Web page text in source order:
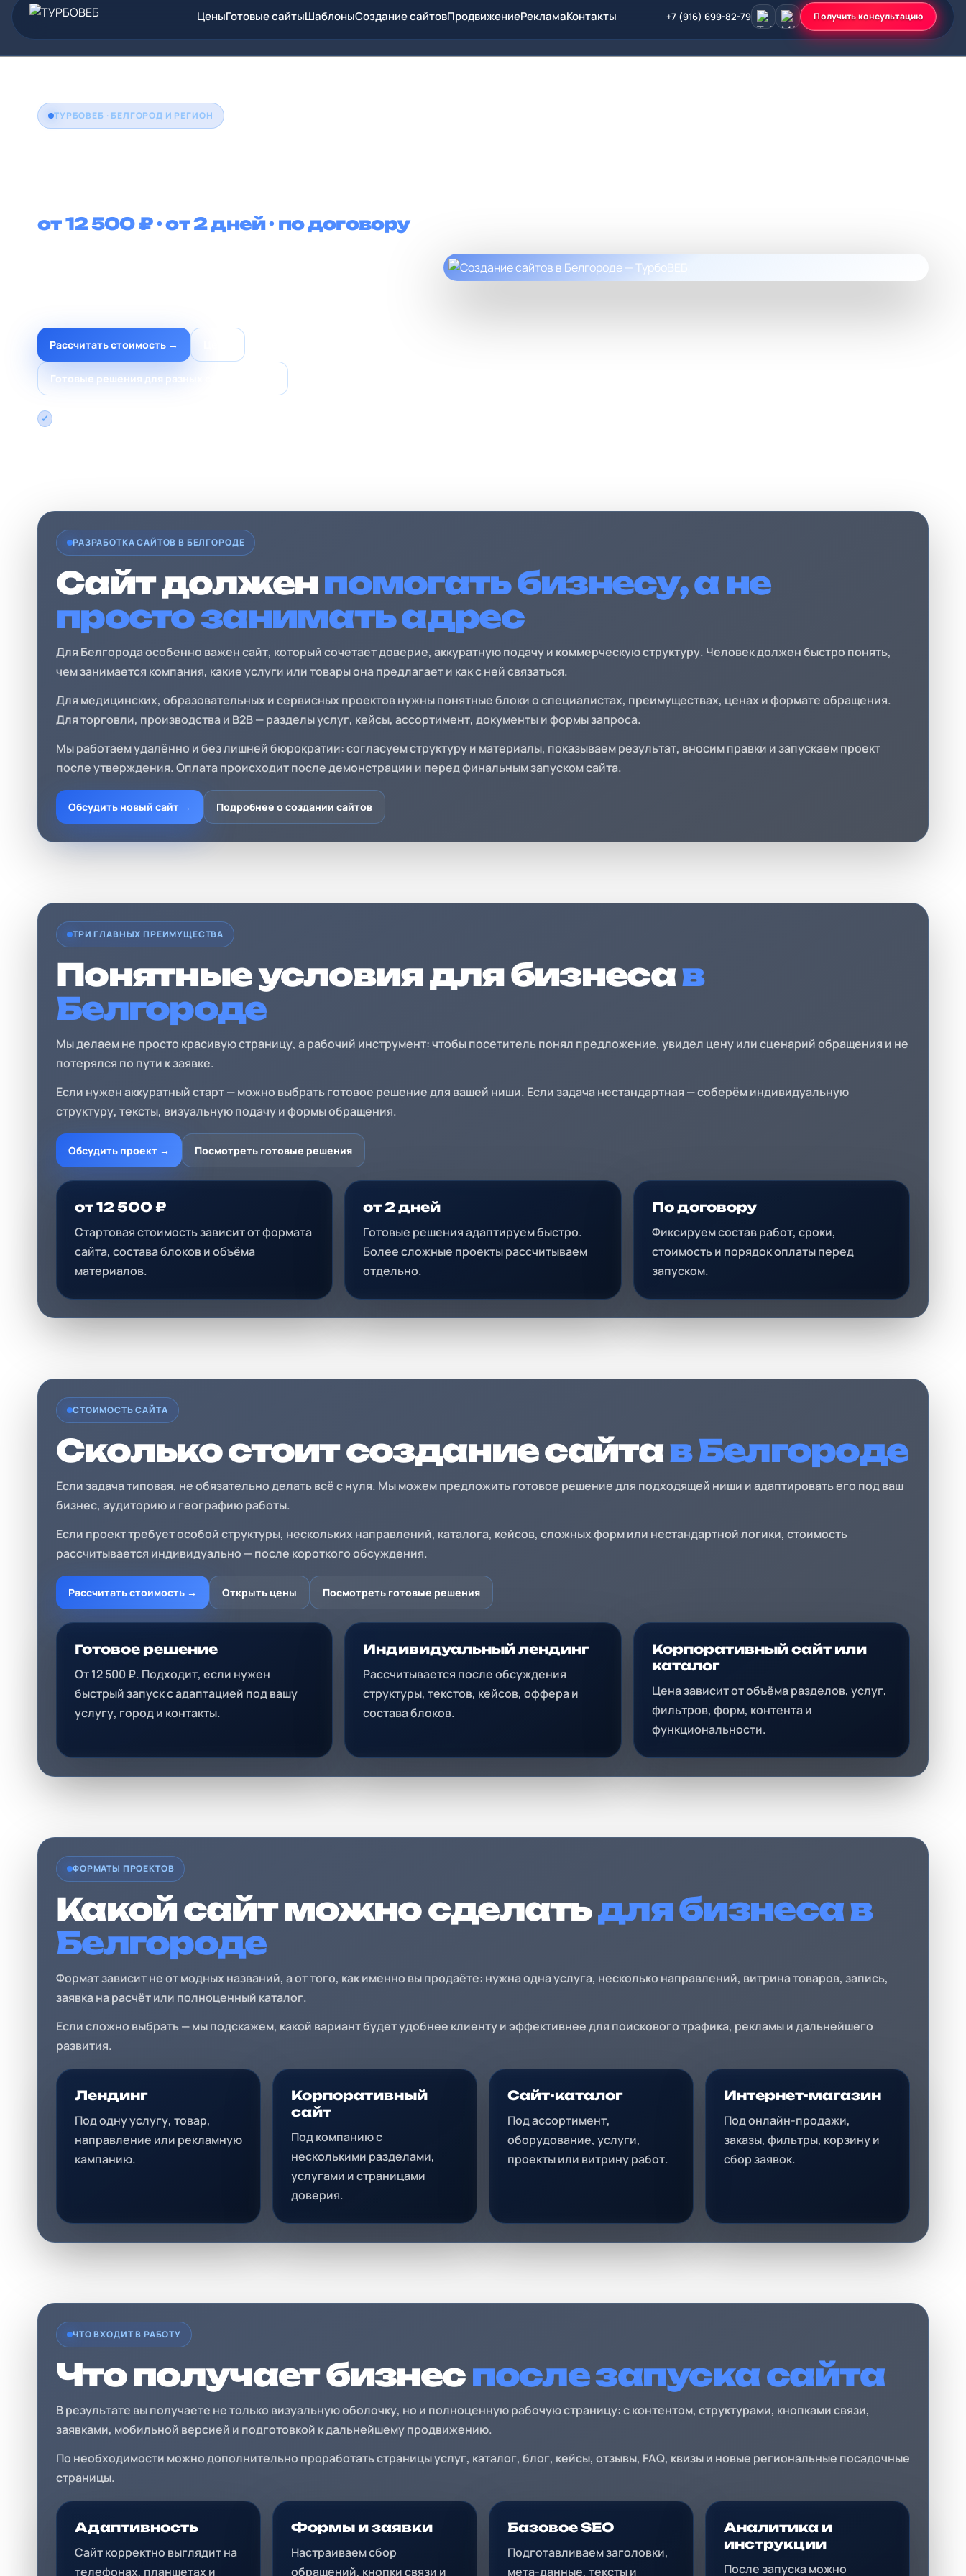
ТУРБОВЕБ · БЕЛГОРОД И РЕГИОН
от 12 500 ₽ · от 2 дней · по договору
Рассчитать стоимость →
Готовые решения для разных сфер бизнеса
финальным запуском
РАЗРАБОТКА САЙТОВ В БЕЛГОРОДЕ
Сайт долженпомогать бизнесу, а не
просто занимать адрес
Для Белгорода особенно важен сайт, который сочетает доверие, аккуратную подачу и коммерческую структуру. Человек должен быстро понять,
чем занимается компания, какие услуги или товары она предлагает и как с ней связаться.
Для медицинских, образовательных и сервисных проектов нужны понятные блоки о специалистах, преимуществах, ценах и формате обращения.
Для торговли, производства и B2B — разделы услуг, кейсы, ассортимент, документы и формы запроса.
Мы работаем удалённо и без лишней бюрократии: согласуем структуру и материалы, показываем результат, вносим правки и запускаем проект
после утверждения. Оплата происходит после демонстрации и перед финальным запуском сайта.
Обсудить новый сайт → Подробнее о создании сайтов
ТРИ ГЛАВНЫХ ПРЕИМУЩЕСТВА
Понятные условия для бизнесав
Белгороде
Мы делаем не просто красивую страницу, а рабочий инструмент: чтобы посетитель понял предложение, увидел цену или сценарий обращения и не
потерялся по пути к заявке.
Если нужен аккуратный старт — можно выбрать готовое решение для вашей ниши. Если задача нестандартная — соберём индивидуальную
структуру, тексты, визуальную подачу и формы обращения.
Обсудить проект → Посмотреть готовые решения
от 12 500 ₽
Стартовая стоимость зависит от формата
сайта, состава блоков и объёма
материалов.
от 2 дней
Готовые решения адаптируем быстро.
Более сложные проекты рассчитываем
отдельно.
По договору
Фиксируем состав работ, сроки,
стоимость и порядок оплаты перед
запуском.
СТОИМОСТЬ САЙТА
Сколько стоит создание сайтав Белгороде
Если задача типовая, не обязательно делать всё с нуля. Мы можем предложить готовое решение для подходящей ниши и адаптировать его под ваш
бизнес, аудиторию и географию работы.
Если проект требует особой структуры, нескольких направлений, каталога, кейсов, сложных форм или нестандартной логики, стоимость
рассчитывается индивидуально — после короткого обсуждения.
Рассчитать стоимость → Открыть цены Посмотреть готовые решения
Готовое решение
От 12 500 ₽. Подходит, если нужен
быстрый запуск с адаптацией под вашу
услугу, город и контакты.
Индивидуальный лендинг
Рассчитывается после обсуждения
структуры, текстов, кейсов, оффера и
состава блоков.
Корпоративный сайт или
каталог
Цена зависит от объёма разделов, услуг,
фильтров, форм, контента и
функциональности.
ФОРМАТЫ ПРОЕКТОВ
Какой сайт можно сделатьдля бизнеса в
Белгороде
Формат зависит не от модных названий, а от того, как именно вы продаёте: нужна одна услуга, несколько направлений, витрина товаров, запись,
заявка на расчёт или полноценный каталог.
Если сложно выбрать — мы подскажем, какой вариант будет удобнее клиенту и эффективнее для поискового трафика, рекламы и дальнейшего
развития.
Лендинг
Под одну услугу, товар,
направление или рекламную
кампанию.
Корпоративный
сайт
Под компанию с
несколькими разделами,
услугами и страницами
доверия.
Сайт-каталог
Под ассортимент,
оборудование, услуги,
проекты или витрину работ.
Интернет-магазин
Под онлайн-продажи,
заказы, фильтры, корзину и
сбор заявок.
ЧТО ВХОДИТ В РАБОТУ
Что получает бизнеспосле запуска сайта
В результате вы получаете не только визуальную оболочку, но и полноценную рабочую страницу: с контентом, структурами, кнопками связи,
заявками, мобильной версией и подготовкой к дальнейшему продвижению.
По необходимости можно дополнительно проработать страницы услуг, каталог, блог, кейсы, отзывы, FAQ, квизы и новые региональные посадочные
страницы.
Адаптивность
Сайт корректно выглядит на
телефонах, планшетах и
Формы и заявки
Настраиваем сбор
обращений, кнопки связи и
Базовое SEO
Подготавливаем заголовки,
мета-данные, тексты и
Аналитика и
инструкции
После запуска можно
ЦеныГотовые сайтыШаблоныСоздание сайтовПродвижениеРекламаКонтакты +7 (916) 699-82-79 Получить консультацию